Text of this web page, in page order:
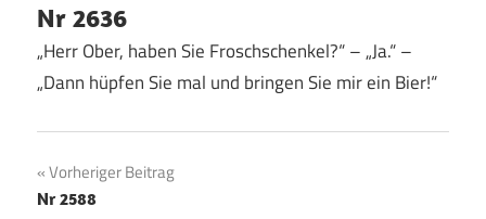
Nr 2636
„Herr Ober, haben Sie Froschschenkel?“ – „Ja.“ –
„Dann hüpfen Sie mal und bringen Sie mir ein Bier!“
Beitragsnavigation
Vorheriger Beitrag
Nr 2588